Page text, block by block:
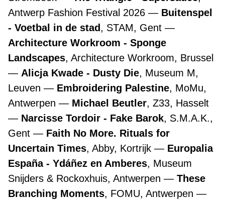
Antwerp Fashion Festival 2026
Buitenspel
- Voetbal in de stad, STAM, Gent
Architecture Workroom - Sponge
Landscapes, Architecture Workroom, Brussel
Alicja Kwade - Dusty Die, Museum M,
Leuven
Embroidering Palestine, MoMu,
Antwerpen
Michael Beutler, Z33, Hasselt
Narcisse Tordoir - Fake Barok, S.M.A.K.,
Gent
Faith No More. Rituals for
Uncertain Times, Abby, Kortrijk
Europalia
España - Ydáñez en Amberes, Museum
Snijders & Rockoxhuis, Antwerpen
These
Branching Moments, FOMU, Antwerpen